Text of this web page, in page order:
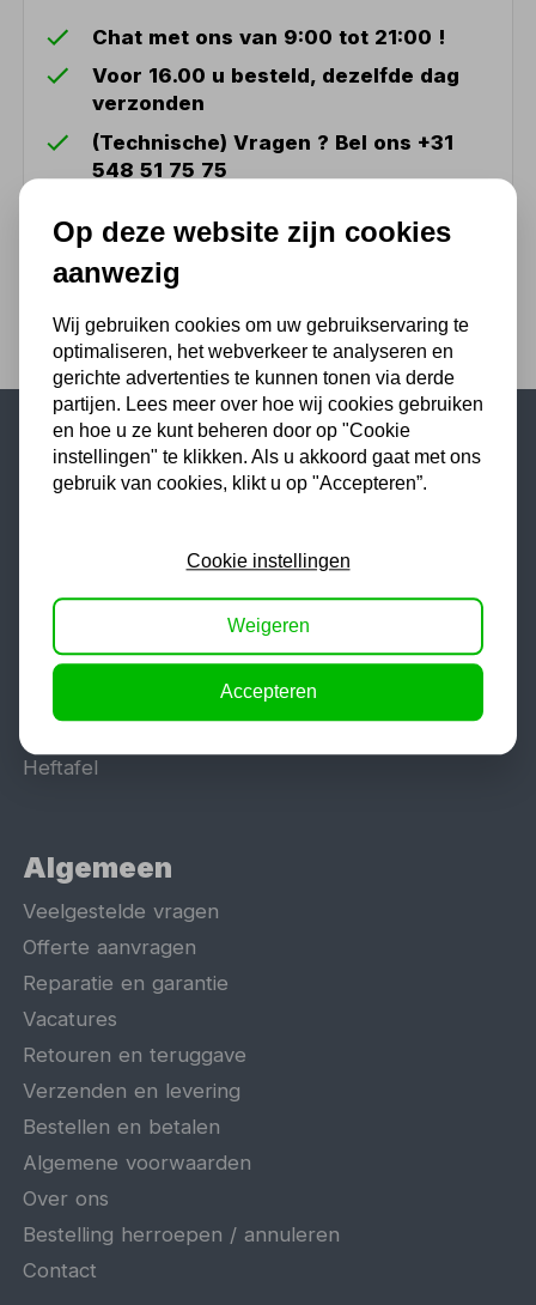
Chat met ons van 9:00 tot 21:00 !
Voor 16.00 u besteld, dezelfde dag
verzonden
(Technische) Vragen ? Bel ons +31
548 51 75 75
Twents familiebedrijf sinds 1992 !
Populaire categorieën
Hefbrug
Heftafel
Algemeen
Veelgestelde vragen
Offerte aanvragen
Reparatie en garantie
Vacatures
Retouren en teruggave
Verzenden en levering
Bestellen en betalen
Algemene voorwaarden
Over ons
Bestelling herroepen / annuleren
Contact
Op deze website zijn cookies
aanwezig
Wij gebruiken cookies om uw gebruikservaring te
optimaliseren, het webverkeer te analyseren en
gerichte advertenties te kunnen tonen via derde
partijen. Lees meer over hoe wij cookies gebruiken
en hoe u ze kunt beheren door op "Cookie
instellingen" te klikken. Als u akkoord gaat met ons
gebruik van cookies, klikt u op "Accepteren”.
Cookie instellingen
Weigeren
Accepteren